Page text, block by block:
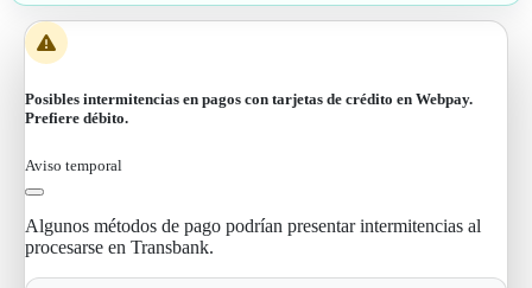
Posibles intermitencias en pagos con tarjetas de crédito en Webpay.
Prefiere débito.
Aviso temporal
Algunos métodos de pago podrían presentar intermitencias al
procesarse en Transbank.